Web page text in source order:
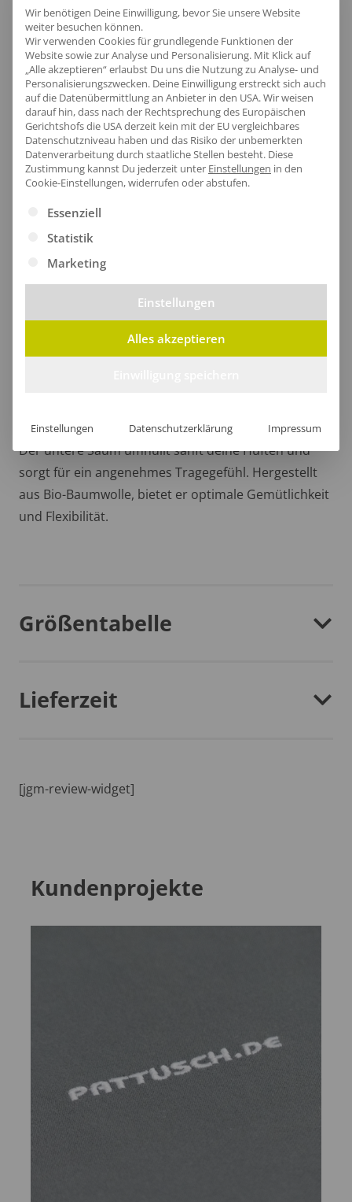
Der Nackenbereich dieses Pullovers bietet nicht nur
einen stilvollen Look, sondern besteht auch aus Bio-
Baumwolle und einem kuscheligen Fleece mit
gebürsteter Rückseite für zusätzlichen Komfort. Der
Elasthan-Ripp an Ärmeln und Unterteil sorgt für eine
perfekte Passform und Bewegungsfreiheit.
Der untere Saum umhüllt sanft deine Hüften und
sorgt für ein angenehmes Tragegefühl. Hergestellt
aus Bio-Baumwolle, bietet er optimale Gemütlichkeit
und Flexibilität.
Größentabelle
Lieferzeit
[jgm-review-widget]
Kundenprojekte
Wir benötigen Deine Einwilligung, bevor Sie unsere Website
weiter besuchen können.
Wir verwenden Cookies für grundlegende Funktionen der
Website sowie zur Analyse und Personalisierung. Mit Klick auf
„Alle akzeptieren“ erlaubst Du uns die Nutzung zu Analyse- und
Personalisierungszwecken. Deine Einwilligung erstreckt sich auch
auf die Datenübermittlung an Anbieter in den USA. Wir weisen
darauf hin, dass nach der Rechtsprechung des Europäischen
Gerichtshofs die USA derzeit kein mit der EU vergleichbares
Datenschutzniveau haben und das Risiko der unbemerkten
Datenverarbeitung durch staatliche Stellen besteht. Diese
Zustimmung kannst Du jederzeit unter Einstellungen in den
Cookie-Einstellungen, widerrufen oder abstufen.
Es folgt eine Liste der Service-Gruppen, für die eine
Essenziell
Statistik
Marketing
Einstellungen
Alles akzeptieren
Einstellungen Datenschutzerklärung Impressum